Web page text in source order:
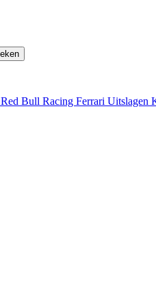
Red Bull Racing Ferrari Uitslagen